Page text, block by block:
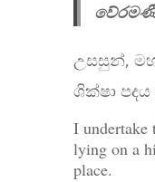
වේරමණී
උසසුන්,
ශික්ෂා
I undertake
lying on a
place.